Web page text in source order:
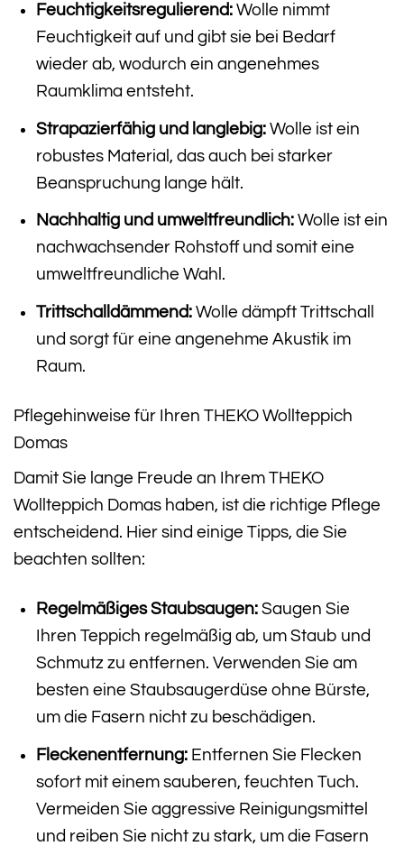
Feuchtigkeitsregulierend:Wolle nimmt
Feuchtigkeit auf und gibt sie bei Bedarf
wieder ab, wodurch ein angenehmes
Raumklima entsteht.
Strapazierfähig und langlebig:Wolle ist ein
robustes Material, das auch bei starker
Beanspruchung lange hält.
Nachhaltig und umweltfreundlich:Wolle ist ein
nachwachsender Rohstoff und somit eine
umweltfreundliche Wahl.
Trittschalldämmend:Wolle dämpft Trittschall
und sorgt für eine angenehme Akustik im
Raum.
Pflegehinweise für Ihren THEKO Wollteppich
Domas
Damit Sie lange Freude an Ihrem THEKO
Wollteppich Domas haben, ist die richtige Pflege
entscheidend. Hier sind einige Tipps, die Sie
beachten sollten:
Regelmäßiges Staubsaugen:Saugen Sie
Ihren Teppich regelmäßig ab, um Staub und
Schmutz zu entfernen. Verwenden Sie am
besten eine Staubsaugerdüse ohne Bürste,
um die Fasern nicht zu beschädigen.
Fleckenentfernung:Entfernen Sie Flecken
sofort mit einem sauberen, feuchten Tuch.
Vermeiden Sie aggressive Reinigungsmittel
und reiben Sie nicht zu stark, um die Fasern